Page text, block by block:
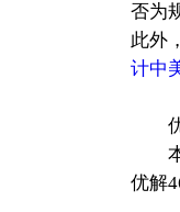
否为
此外
计中
优
本
优解